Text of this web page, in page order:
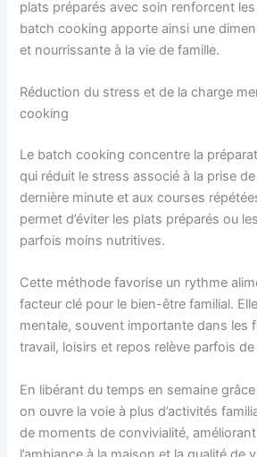
plats préparés avec soin renforcent
batch cooking apporte ainsi une
et nourrissante à la vie de famille.
Réduction du stress et de la charge
cooking
Le batch cooking concentre la
qui réduit le stress associé à la prise
dernière minute et aux courses
permet d’éviter les plats préparés ou
parfois moins nutritives.
Cette méthode favorise un rythme
facteur clé pour le bien-être familial.
mentale, souvent importante dans les
travail, loisirs et repos relève parfois de
En libérant du temps en semaine
on ouvre la voie à plus d’activités
de moments de convivialité,